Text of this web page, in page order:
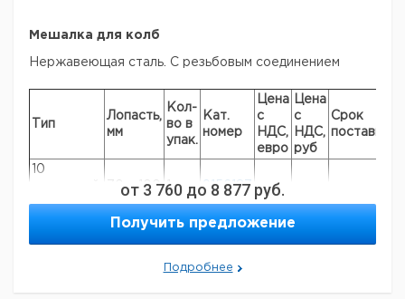
Мешалка для колб
Нержавеющая сталь. С резьбовым соединением
Тип
Лопасть,
мм
Кол-
во в
упак.
Кат.
номер
Цена
с
НДС,
евро
Цена
с
НДС,
руб
Срок
поставки
10
М6
70 x 100 1 9156187
Рекомендуем купить по низкой цене.
от 3 760 до 8 877 руб.
Получить предложение
Подробнее